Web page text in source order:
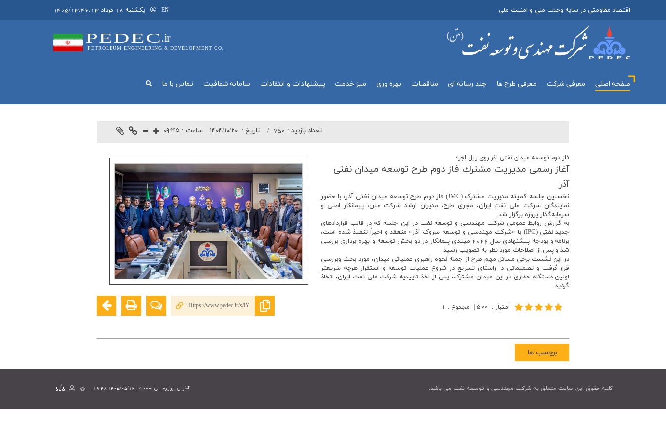
اقتصاد مقاومتی در سایه وحدت ملی و امنیت ملی EN يکشنبه 18 مرداد 1405/13:46:13
PEDEC.ir
PETROLEUM ENGINEERING & DEVELOPMENT CO.
صفحه اصلی معرفي شركت معرفی طرح ها چند رسانه اي مناقصات بهره وري میز خدمت پیشنهادات و انتقادات سامانه شفافيت تماس با ما
ساعت : ۰۹:۴۵ تاريخ : ۱۴۰۴/۱۰/۲۰ تعداد بازدید : 750
فاز دوم توسعه میدان نفتی آذر روی ریل اجرا؛
آغاز رسمی مدیریت مشترك فاز دوم طرح توسعه میدان نفتی
آذر
نخستین جلسه کمیته مدیریت مشترک (JMC) فاز دوم طرح توسعه میدان نفتی آذر، با حضور
نمایندگان شرکت ملی نفت ایران، مجری طرح، مدیران ارشد شرکت متن، پیمانکار اصلی و
سرمایه‌گذار پروژه برگزار شد.
به گزارش روابط عمومی شرکت مهندسی و توسعه نفت در این جلسه که در قالب قراردادهای
جدید نفتی (IPC) با «شرکت مهندسی و توسعه سروک آذر» منعقد و اخیراً تنفیذ شده است،
برنامه و بودجه پیشنهادی سال 2026 میلادی پیمانکار در دو بخش توسعه و بهره برداری بررسی
شد و پس از اصلاحات مورد نظر به تصویب رسید.
در این نشست برخی مسائل مهم طرح از جمله نحوه راهبری عملیاتی میدان، مورد بحث وبررسی
قرار گرفت و تصمیماتی در راستای تسریع در شروع عملیات توسعه و استقرار هرچه سریعتر
اولین دستگاه حفاری در این میدان مشترک، پس از اخذ تاییدیه شرکت ملی نفت ایران، اتخاذ
گردید.
امتیاز : ۵.۰۰ مجموع : ۱ Https://www.pedec.ir/s/lY
برچسب ها
کليه حقوق اين سايت متعلق به شرکت مهندسی و توسعه نفت می باشد. آخرین بروز رسانی صفحه : 1405/05/12 19:48